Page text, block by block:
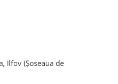
Ilfov (Șoseaua de